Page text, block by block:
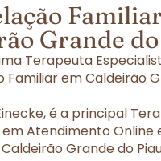
Grande
Terapeuta
Familiar em Caldeirão
é a principal
em Atendimento Online
Grande do